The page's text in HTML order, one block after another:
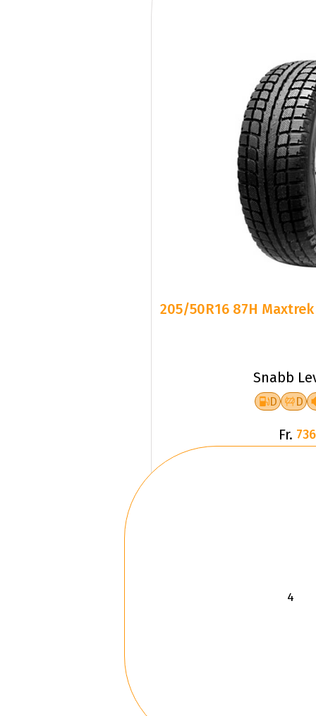
205/50R16 87H
Snabb
D D
Fr.